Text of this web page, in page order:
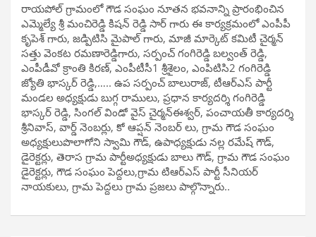
రాయపోల్ గ్రామంలో గౌడ సంఘం నూతన భవనాన్ని ప్రారంభించిన
ఎమ్మెల్యే శ్రీ మంచిరెడ్డి కిషన్ రెడ్డి సార్ గారు ఈ కార్యక్రమంలో ఎంపీపీ
కృపెశ్ గారు, జడ్పిటిసి మైపాల్ గారు, మాజీ మార్కెట్ కమిటీ చైర్మన్
సత్తు వెంకట రమణారెడ్డిగారు, సర్పంచ్ గంగిరెడ్డి బల్వంత్ రెడ్డి,
ఎంపీడీవో క్రాంతి కిరణ్, ఎంపీటీసీ1 శ్రీశైలం, ఎంపిటిసి2 గంగిరెడ్డి
జ్యోతి భాస్కర్ రెడ్డి,….. ఉప సర్పంచ్ బాలురాజ్, టీఆర్ఎస్ పార్టీ
మండల అధ్యక్షుడు బుగ్గ రాములు, ప్రధాన కార్యదర్శి గంగిరెడ్డి
భాస్కర్ రెడ్డి, సింగల్ విండో వైస్ చైర్మన్ఈశ్వర్, పంచాయతీ కార్యదర్శి
శ్రీనివాస్, వార్డ్ నెంబర్లు, కో ఆప్షన్ నెంబర్ లు, గ్రామ గౌడ సంఘం
అధ్యక్షులుపొలాగోని స్వామి గౌడ్, ఉపాధ్యక్షుడు నల్ల రమేష్ గౌడ్,
డైరెక్టర్లు, తెరాస గ్రామ పార్టీఅధ్యక్షుడు బాలు గౌడ్, గ్రామ గౌడ సంఘం
డైరెక్టర్లు, గౌడ సంఘం పెద్దలు,గ్రామ టిఆర్ఎస్ పార్టీ సీనియర్
నాయకులు, గ్రామ పెద్దలు గ్రామ ప్రజలు పాల్గొన్నారు..